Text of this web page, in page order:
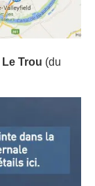
Le Trou (du